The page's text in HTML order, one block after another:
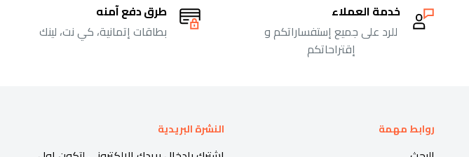
خدمة العملاء
للرد على جميع إستفساراتكم و
إقتراحاتكم
طرق دفع آمنه
بطاقات إتمانية، كي نت، لينك
روابط مهمة النشرة البريدية